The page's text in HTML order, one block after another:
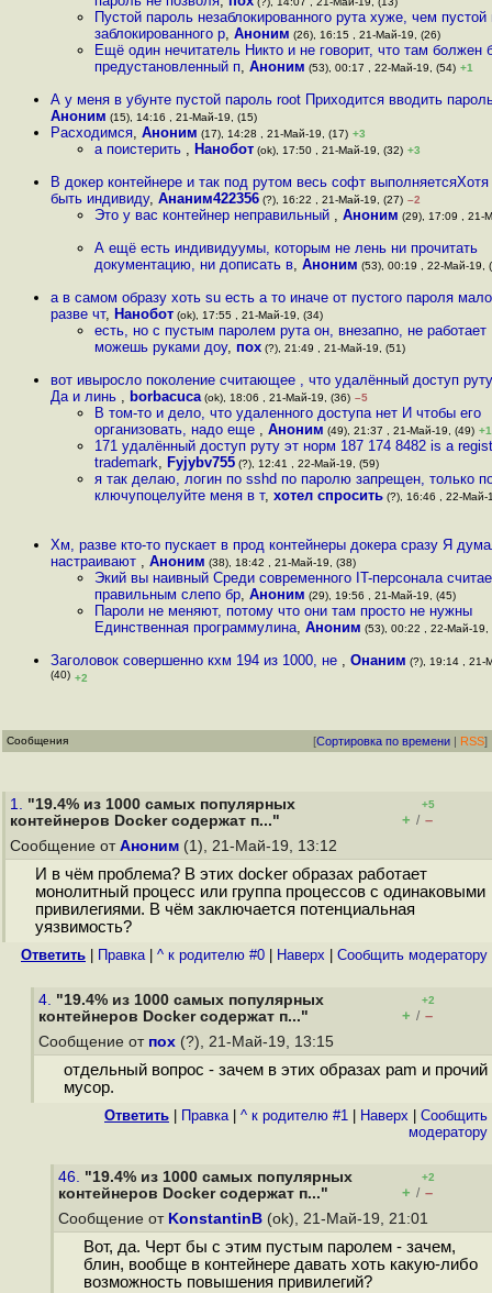
Пустой пароль незаблокированного рута хуже, чем пустой
заблокированного р, Аноним (26), 16:15 , 21-Май-19, (26)
Ещё один нечитатель Никто и не говорит, что там болжен
предустановленный п, Аноним (53), 00:17 , 22-Май-19, (54) +1
А у меня в убунте пустой пароль root Приходится вводить
Аноним (15), 14:16 , 21-Май-19, (15)
Расходимся, Аноним (17), 14:28 , 21-Май-19, (17) +3
а поистерить , Нанобот (ok), 17:50 , 21-Май-19, (32) +3
В докер контейнере и так под рутом весь софт выполняетсяХотя
быть индивиду, Ананим422356 (?), 16:22 , 21-Май-19, (27) –2
Это у вас контейнер неправильный , Аноним (29), 17:09 , 21-
А ещё есть индивидуумы, которым не лень ни прочитать
документацию, ни дописать в, Аноним (53), 00:19 , 22-Май-19,
а в самом образу хоть su есть а то иначе от пустого пароля
разве чт, Нанобот (ok), 17:55 , 21-Май-19, (34)
есть, но с пустым паролем рута он, внезапно, не
можешь руками доу, пох (?), 21:49 , 21-Май-19, (51)
вот ивыросло поколение считающее , что удалённый доступ
Да и линь , borbacuca (ok), 18:06 , 21-Май-19, (36) –5
В том-то и дело, что удаленного доступа нет И чтобы его
организовать, надо еще , Аноним (49), 21:37 , 21-Май-19, (49) +1
171 удалённый доступ руту эт норм 187 174 8482 is a
trademark, Fyjybv755 (?), 12:41 , 22-Май-19, (59)
я так делаю, логин по sshd по паролю запрещен, только
ключупоцелуйте меня в т, хотел спросить (?), 16:46 , 22-Май-
Хм, разве кто-то пускает в прод контейнеры докера сразу Я
настраивают , Аноним (38), 18:42 , 21-Май-19, (38)
Экий вы наивный Среди современного IT-персонала
правильным слепо бр, Аноним (29), 19:56 , 21-Май-19, (45)
Пароли не меняют, потому что они там просто не нужны
Единственная программулина, Аноним (53), 00:22 , 22-Май-19,
Заголовок совершенно кхм 194 из 1000, не , Онаним (?), 19:14 , 21-
(40) +2
Сообщения [Сортировка по времени | RSS]
1. "19.4% из 1000 самых популярных
контейнеров Docker содержат п..."
+5
+ / –
Сообщение от Аноним (1), 21-Май-19, 13:12
И в чём проблема? В этих docker образах работает
монолитный процесс или группа процессов с одинаковыми
привилегиями. В чём заключается потенциальная
уязвимость?
Ответить Правка| ^ к родителю #0 Наверх Cообщить модератору
4. "19.4% из 1000 самых популярных
контейнеров Docker содержат п..."
+2
+ / –
Сообщение от пох (?), 21-Май-19, 13:15
отдельный вопрос - зачем в этих образах pam и прочий
мусор.
Ответить Правка| ^ к родителю #1 Наверх
Cообщить
модератору
46. "19.4% из 1000 самых популярных
контейнеров Docker содержат п..."
+2
+ / –
Сообщение от KonstantinB (ok), 21-Май-19, 21:01
Вот, да. Черт бы с этим пустым паролем - зачем,
блин, вообще в контейнере давать хоть какую-либо
возможность повышения привилегий?